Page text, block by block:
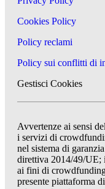
Cookies Policy
Policy reclami
Policy sui conflitti di
Gestisci Cookies
Avvertenze ai sensi
i servizi di
nel sistema di
direttiva 2014/49/UE;
ai fini di crowdfunding
presente piattaforma